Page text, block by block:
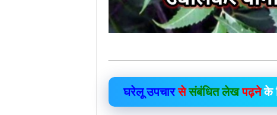
घरेलू उपचारसेसंबंधित लेखपढ़नेके